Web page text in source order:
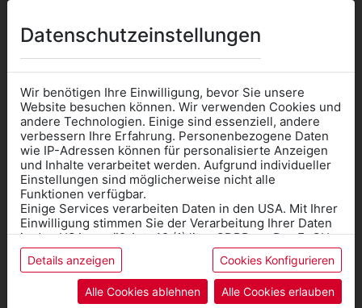
31805PIELA001
PANTOFFEL PIEL-A
€ 40,90
3QUARTERM13
SOCKEN 3ER PACK
€ 9,90
Informationen wenn Sie
Kleidung
für die SCHULE
benötigen
Online Shop: Klick auf SCHULE in der
Kategorie und die richtige Schule auswählen.
AnprobeVorort im Geschäft: Termin buchen
Datenschutzeinstellungen
Wir benötigen Ihre Einwilligung, bevor Sie unsere
Website besuchen können. Wir verwenden Cookies und
andere Technologien. Einige sind essenziell, andere
verbessern Ihre Erfahrung. Personenbezogene Daten
wie IP-Adressen können für personalisierte Anzeigen
und Inhalte verarbeitet werden. Aufgrund individueller
Einstellungen sind möglicherweise nicht alle
Funktionen verfügbar.
Einige Services verarbeiten Daten in den USA. Mit Ihrer
Einwilligung stimmen Sie der Verarbeitung Ihrer Daten
in den USA gemäß Art. 49 (1) lit. a GDPR zu. Der EuGH
stuft die USA als Land mit unzureichendem Datenschutz
ein, und es besteht das Risiko, dass US-Behörden
Daten ohne Klagemöglichkeit für Europäer überwachen.
Details anzeigen Cookies Konfigurieren
Alle Cookies ablehnen Alle Cookies erlauben